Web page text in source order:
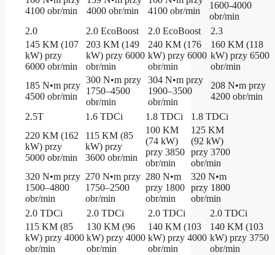
4100 obr/min
4000 obr/min
4100 obr/min
1600-4000
obr/min
2.0
2.0 EcoBoost 2.0 EcoBoost
2.3
145 KM (107
kW) przy
6000 obr/min
203 KM (149
kW) przy 6000
obr/min
240 KM (176
kW) przy 6000
obr/min
160 KM (118
kW) przy 6500
obr/min
185 N•m przy
4500 obr/min
300 N•m przy
1750–4500
obr/min
304 N•m przy
1900–3500
obr/min
208 N•m przy
4200 obr/min
2.5T
1.6 TDCi 1.8 TDCi
1.8 TDCi
220 KM (162
kW) przy
5000 obr/min
115 KM (85
kW) przy
3600 obr/min
100 KM
(74 kW)
przy 3850
obr/min
125 KM
(92 kW)
przy 3700
obr/min
320 N•m przy
1500–4800
obr/min
270 N•m przy
1750–2500
obr/min
280 N•m
przy 1800
obr/min
320 N•m
przy 1800
obr/min
2.0 TDCi
2.0 TDCi 2.0 TDCi
2.0 TDCi
115 KM (85
kW) przy 4000
obr/min
130 KM (96
kW) przy 4000
obr/min
140 KM (103
kW) przy 4000
obr/min
140 KM (103
kW) przy 3750
obr/min